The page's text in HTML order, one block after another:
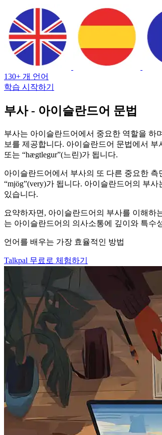
130+ 개 언어
학습 시작하기
부사 - 아이슬란드어 문법
부사는 아이슬란드어에서 중요한 역할을 하
보를 제공합니다. 아이슬란드어 문법에서 부
또는 “hægtlegur”(느린)가 됩니다.
아이슬란드어에서 부사의 또 다른 중요한
“mjög”(very)가 됩니다. 아이슬란드어의 부
있습니다.
요약하자면, 아이슬란드어의 부사를 이해하
는 아이슬란드어의 의사소통에 깊이와 특수
언어를 배우는 가장 효율적인 방법
Talkpal 무료로 체험하기